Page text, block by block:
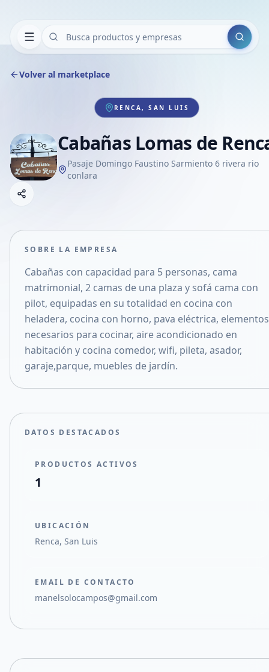
Buscar
Volver al marketplace
RENCA, SAN LUIS
Cabañas Lomas de
Pasaje Domingo Faustino Sarmiento 6 rivera rio
conlara
Compartir empresa
Compartir en X
SOBRE LA EMPRESA
Cabañas con capacidad para 5 personas, cama
matrimonial, 2 camas de una plaza y sofá cama con
pilot, equipadas en su totalidad en cocina con
heladera, cocina con horno, pava eléctrica, elementos
necesarios para cocinar, aire acondicionado en
habitación y cocina comedor, wifi, pileta, asador,
garaje,parque, muebles de jardín.
DATOS DESTACADOS
PRODUCTOS ACTIVOS
1
UBICACIÓN
Renca, San Luis
EMAIL DE CONTACTO
manelsolocampos@gmail.com